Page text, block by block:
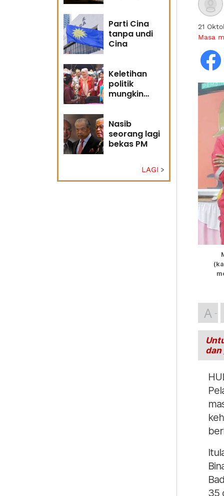
Parti Cina
tanpa undi
Cina
Keletihan
politik
mungkin
diri -
Penganalisis
politik
Nasib
seorang lagi
bekas PM
LAGI
21
Masa
A
dan
35